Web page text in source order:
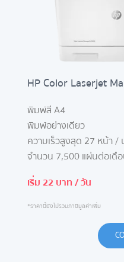
HP Color Laserjet
พิมพ์สี A4
พิมพ์อย่างเดียว
ความเร็วสูงสุด 27 หน้า /
จำนวน 7,500 แผ่นต่อเดื
เริ่ม 22 บาท / วัน
*ราคานี้ยังไม่รวมภาษีมูลค่าเพิ่ม